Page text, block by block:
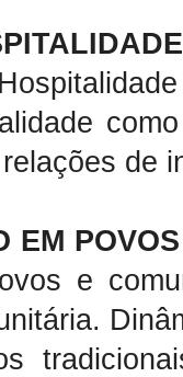
de
EM
e